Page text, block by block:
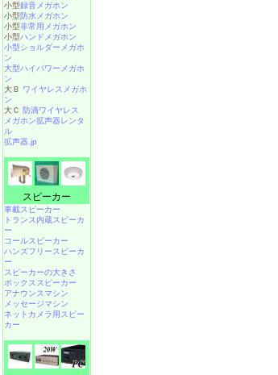
小型録音メガホン
小型防水メガホン
小型非常用メガホン
小型ハンドメガホン
小型ショルダーメガホ
ン
大型ハイパワーメガホ
ン
大Ｂ ワイヤレスメガホ
ン
大Ｃ 防滴ワイヤレス
メガホン拡声器レンタ
ル
拡声器.jp
スピーカー
車載スピーカー
トランス内蔵スピーカ
ー
コールスピーカー
ハンズフリースピーカ
ー
スピーカーの大きさ
ボックススピーカー
アナウンスマシン
メッセージマシン
ネットカメラ用スピー
カー